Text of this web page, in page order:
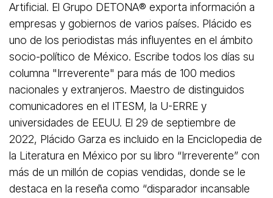
Artificial. El Grupo DETONA®️ exporta información a
empresas y gobiernos de varios países. Plácido es
uno de los periodistas más influyentes en el ámbito
socio-político de México. Escribe todos los días su
columna "Irreverente" para más de 100 medios
nacionales y extranjeros. Maestro de distinguidos
comunicadores en el ITESM, la U-ERRE y
universidades de EEUU. El 29 de septiembre de
2022, Plácido Garza es incluido en la Enciclopedia de
la Literatura en México por su libro “Irreverente” con
más de un millón de copias vendidas, donde se le
destaca en la reseña como “disparador incansable